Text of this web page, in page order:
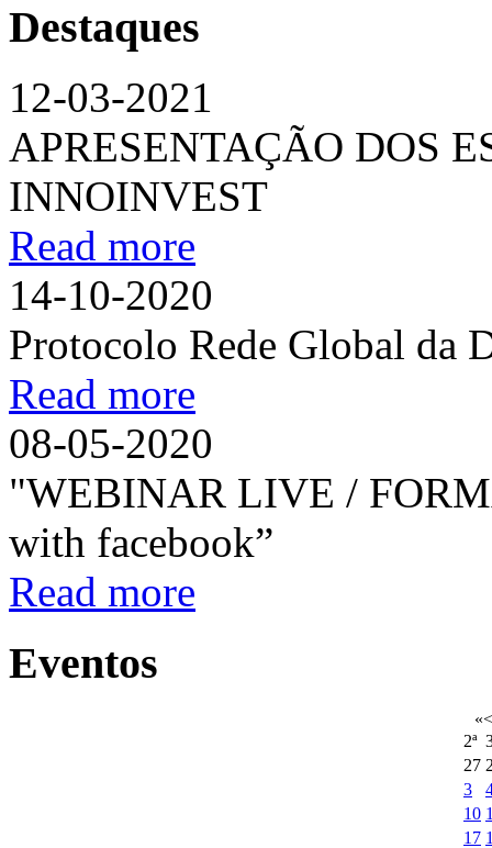
Destaques
12-03-2021
APRESENTAÇÃO DOS
INNOINVEST
Read more
14-10-2020
Protocolo Rede Global da
Read more
08-05-2020
"WEBINAR LIVE /
with facebook”
Read more
Eventos
«<
2ª
27
3
10
17